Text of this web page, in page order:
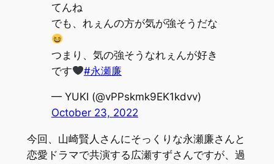
てんね
でも、れぇんの方が気が強そうだな
つまり、気の強そうなれぇんが好き
です
#永瀬廉
— YUKI (@vPPskmk9EK1kdvv)
October 23, 2022
今回、山崎賢人さんにそっくりな永瀬廉さんと
恋愛ドラマで共演する広瀬すずさんですが、過